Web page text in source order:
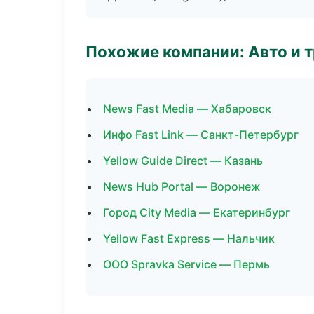
Похожие компании: Авто и
News Fast Media — Хабаровск
Инфо Fast Link — Санкт-Петербург
Yellow Guide Direct — Казань
News Hub Portal — Воронеж
Город City Media — Екатеринбург
Yellow Fast Express — Нальчик
ООО Spravka Service — Пермь